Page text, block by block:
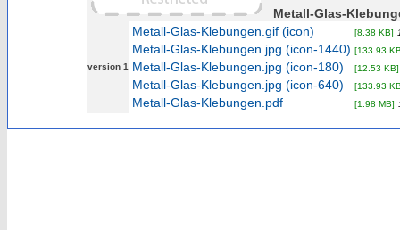
Metall-Glas-
version 1
Metall-Glas-Klebungen.gif (icon) [8.38 KB]
Metall-Glas-Klebungen.jpg (icon-1440) [133.93
Metall-Glas-Klebungen.jpg (icon-180) [12.53 KB]
Metall-Glas-Klebungen.jpg (icon-640) [133.93
Metall-Glas-Klebungen.pdf [1.98 MB]